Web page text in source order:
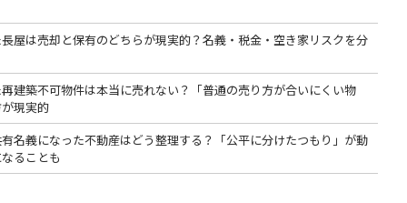
屋は売却と保有のどちらが現実的？名義・税金・空き家リスクを分
建築不可物件は本当に売れない？「普通の売り方が合いにくい物
現実的
名義になった不動産はどう整理する？「公平に分けたつもり」が動
ることも